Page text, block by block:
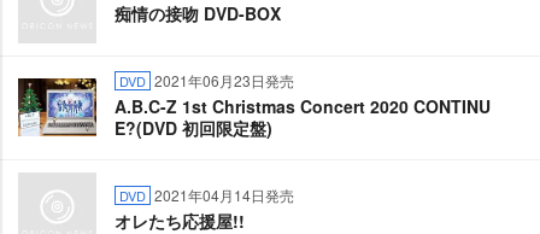
痴情の接吻 DVD-BOX
DVD 2021年06月23日発売
A.B.C-Z 1st Christmas Concert 2020 CONTINU
E?(DVD 初回限定盤)
DVD 2021年04月14日発売
オレたち応援屋!!